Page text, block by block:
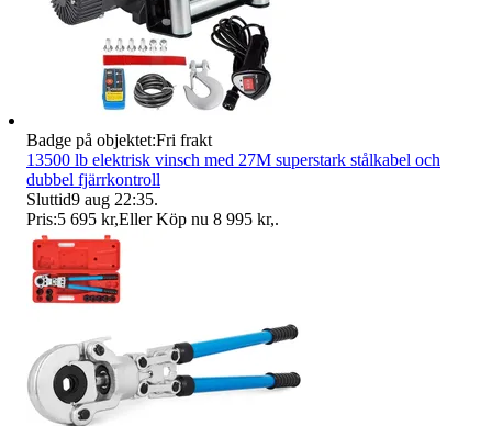
Badge på objektet:Fri frakt
13500 lb elektrisk vinsch med 27M superstark stålkabel och
dubbel fjärrkontroll
Sluttid9 aug 22:35.
Pris:5 695 kr,Eller Köp nu 8 995 kr,.